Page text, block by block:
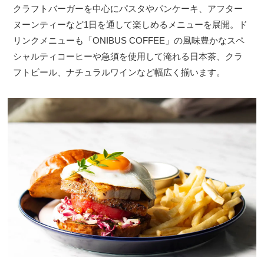
クラフトバーガーを中心にパスタやパンケーキ、アフター
ヌーンティーなど1日を通して楽しめるメニューを展開。ド
リンクメニューも「ONIBUS COFFEE」の風味豊かなスペ
シャルティコーヒーや急須を使用して淹れる日本茶、クラ
フトビール、ナチュラルワインなど幅広く揃います。